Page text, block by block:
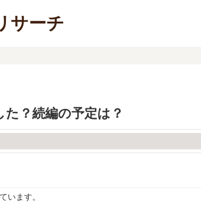
サーチ
？続編の予定は？
います。